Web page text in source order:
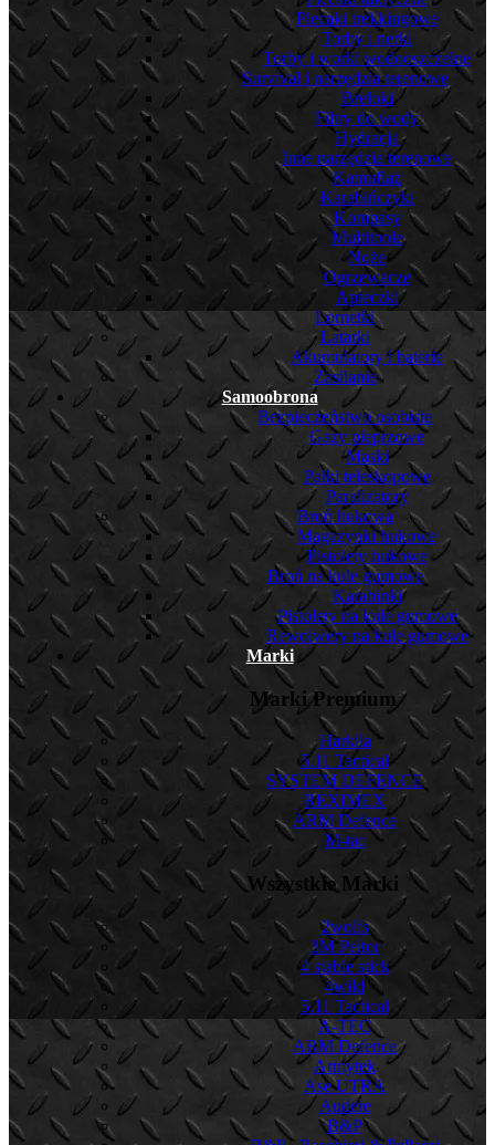
Plecaki trekkingowe
Torby i nerki
Torby i worki wodooszczelne
Survival i narzędzia terenowe
Breloki
Filtry do wody
Hydracja
Inne narzędzia terenowe
Kamuflaż
Karabińczyki
Kompasy
Multitoole
Noże
Ogrzewacze
Apteczki
Lornetki
Latarki
Akumulatory i baterie
Zasilanie
Samoobrona
Bezpieczeństwo osobiste
Gazy pieprzowe
Maski
Pałki teleskopowe
Paralizatory
Broń hukowa
Magazynki hukowe
Pistolety hukowe
Broń na kule gumowe
Karabinki
Pistolety na kule gumowe
Rewolwery na kule gumowe
Marki
Marki Premium
Harkila
5.11 Tactical
SYSTEM DEFENCE
REXIMEX
ARM Defence
M-tac
Wszystkie Marki
2wolfs
3M Peltor
4 stable stick
4wild
5.11 Tactical
A-TEC
ARM Defence
Armytek
Ase UTRA
Audere
B&P